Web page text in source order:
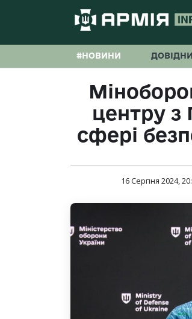
#НОВИНИ
центру з
сфері
16 Серпня 2024,